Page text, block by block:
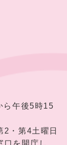
ら午後5時15
4土曜日